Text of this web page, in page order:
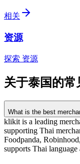
相关
资源
探索 资源
关于泰国的常
What is the best
klikit is a leading
supporting Thai
Foodpanda,
supports Thai